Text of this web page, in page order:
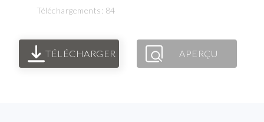
Téléchargements: 84
TÉLÉCHARGER APERÇU